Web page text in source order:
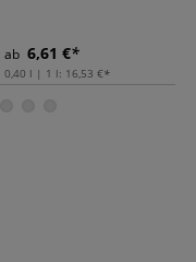
ab 6,61 €
0,40 l | 1 l: 16,53 €